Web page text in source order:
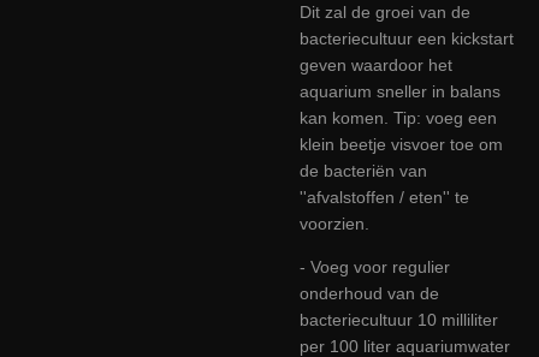
Dit zal de groei van de
bacteriecultuur een kickstart
geven waardoor het
aquarium sneller in balans
kan komen. Tip: voeg een
klein beetje visvoer toe om
de bacteriën van
''afvalstoffen / eten'' te
voorzien.
- Voeg voor regulier
onderhoud van de
bacteriecultuur 10 milliliter
per 100 liter aquariumwater